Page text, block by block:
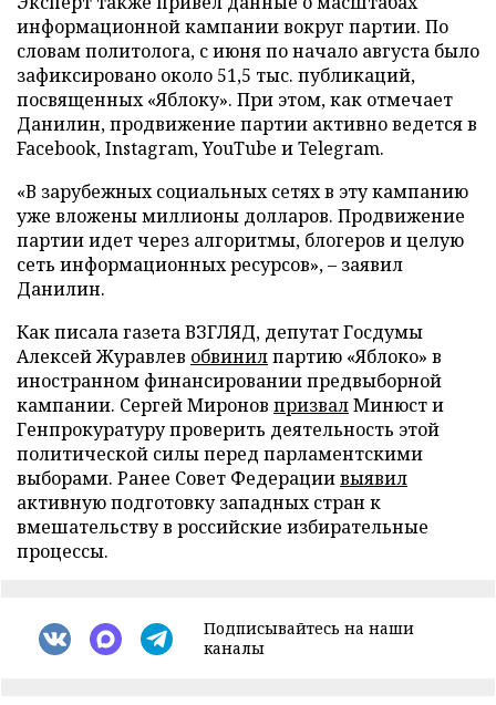
информационной кампании вокруг партии. По
словам политолога, с июня по начало августа было
зафиксировано около 51,5 тыс. публикаций,
посвященных «Яблоку». При этом, как отмечает
Данилин, продвижение партии активно ведется в
Facebook, Instagram, YouTube и Telegram.
«В зарубежных социальных сетях в эту кампанию
уже вложены миллионы долларов. Продвижение
партии идет через алгоритмы, блогеров и целую
сеть информационных ресурсов», – заявил
Данилин.
Как писала газета ВЗГЛЯД, депутат Госдумы
Алексей Журавлев обвинилпартию «Яблоко» в
иностранном финансировании предвыборной
кампании. Сергей Миронов призвалМинюст и
Генпрокуратуру проверить деятельность этой
политической силы перед парламентскими
выборами. Ранее Совет Федерациивыявил
активную подготовку западных стран к
вмешательству в российские избирательные
процессы.
Подписывайтесь на наши
каналы